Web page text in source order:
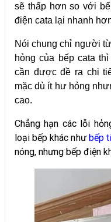
sẽ thấp hơn so với
điện cata lại nhanh
Nói chung chỉ người
hỏng của bếp cata
cần được đề ra chi
mặc dù ít hư hỏng
cao.
Chẳng hạn các lỗi
loại bếp khác như bếp
nóng, nhưng bếp điện